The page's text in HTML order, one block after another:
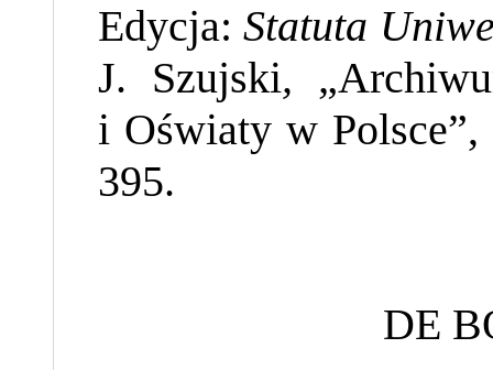
Edycja:Statuta
J. Szujski,
i Oświaty w
395.
DE